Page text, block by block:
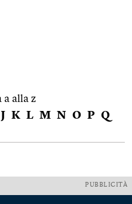
alla z
J K L M N O P Q
PUBBLICITÀ